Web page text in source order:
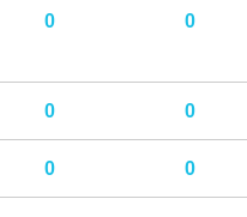
0 0
0 0
0 0